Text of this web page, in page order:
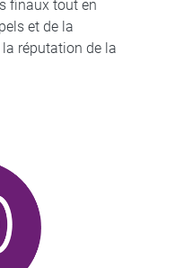
finaux tout en
et de la
réputation de la